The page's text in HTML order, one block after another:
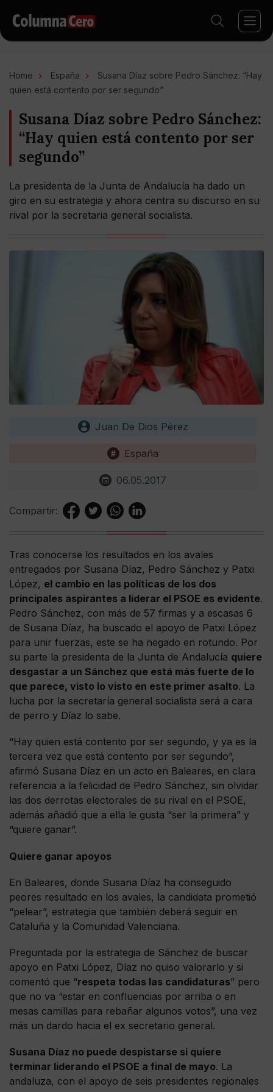
Home España
Susana Díaz sobre Pedro Sánchez: “Hay
quien está contento por ser segundo”
Susana Díaz sobre Pedro Sánchez:
“Hay quien está contento por ser
segundo”
La presidenta de la Junta de Andalucía ha dado un
giro en su estrategia y ahora centra su discurso en su
rival por la secretaria general socialista.
Juan De Dios Pérez
España
06.05.2017
Compartir:
Tras conocerse los resultados en los avales
entregados por Susana Díaz, Pedro Sánchez y Patxi
López, el cambio en las políticas de los dos
principales aspirantes a liderar el PSOE es evidente.
Pedro Sánchez, con más de 57 firmas y a escasas 6
de Susana Díaz, ha buscado el apoyo de Patxi López
para unir fuerzas, este se ha negado en rotundo. Por
su parte la presidenta de la Junta de Andalucía quiere
desgastar a un Sánchez que está más fuerte de lo
que parece, visto lo visto en este primer asalto. La
lucha por la secretaría general socialista será a cara
de perro y Díaz lo sabe.
“Hay quien está contento por ser segundo, y ya es la
tercera vez que está contento por ser segundo”,
afirmó Susana Díaz en un acto en Baleares, en clara
referencia a la felicidad de Pedro Sánchez, sin olvidar
las dos derrotas electorales de su rival en el PSOE,
además añadió que a ella le gusta “ser la primera” y
“quiere ganar”.
Quiere ganar apoyos
En Baleares, donde Susana Díaz ha conseguido
peores resultado en los avales, la candidata prometió
“pelear”, estrategia que también deberá seguir en
Cataluña y la Comunidad Valenciana.
Preguntada por la estrategia de Sánchez de buscar
apoyo en Patxi López, Díaz no quiso valorarlo y si
comentó que “respeta todas las candidaturas” pero
que no va “estar en confluencias por arriba o en
mesas camillas para rebañar algunos votos”, una vez
más un dardo hacia el ex secretario general.
Susana Díaz no puede despistarse si quiere
terminar liderando el PSOE a final de mayo. La
andaluza, con el apoyo de seis presidentes regionales